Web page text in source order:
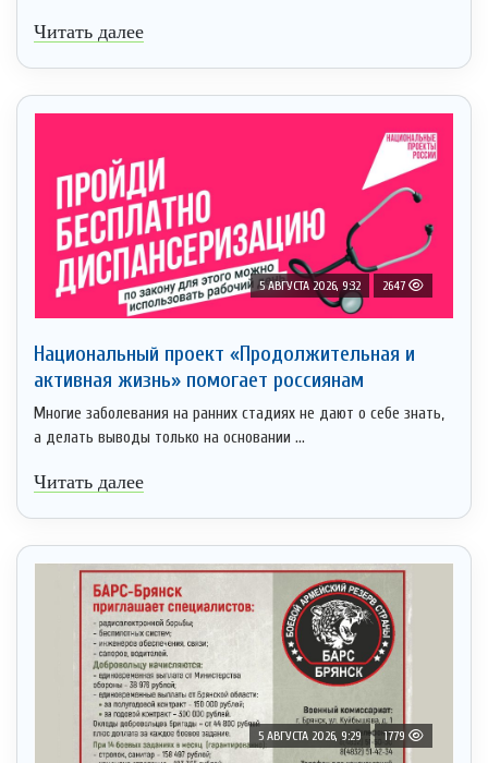
Читать далее
5 АВГУСТА 2026, 9:32 2647
Национальный проект «Продолжительная и
активная жизнь» помогает россиянам
Многие заболевания на ранних стадиях не дают о себе знать,
а делать выводы только на основании ...
Читать далее
5 АВГУСТА 2026, 9:29 1779